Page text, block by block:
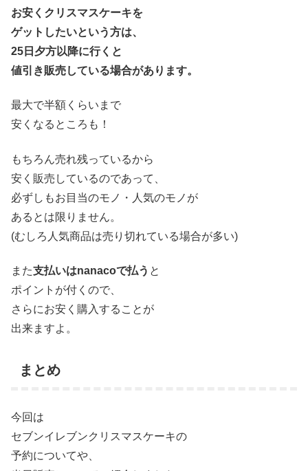
お安くクリスマスケーキを
ゲットしたいという方は、
25日夕方以降に行くと
値引き販売している場合があります。
最大で半額くらいまで
安くなるところも！
もちろん売れ残っているから
安く販売しているのであって、
必ずしもお目当のモノ・人気のモノが
あるとは限りません。
(むしろ人気商品は売り切れている場合が多い)
また支払いはnanacoで払う と
ポイントが付くので、
さらにお安く購入することが
出来ますよ。
まとめ
今回は
セブンイレブンクリスマスケーキの
予約についてや、